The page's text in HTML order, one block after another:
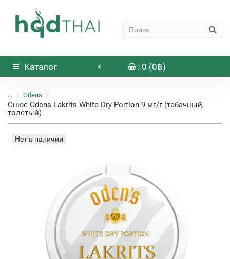
Каталог : 0 (0฿)
... Odens
Снюс Odens Lakrits White Dry Portion 9 мг/г (табачный,
толстый)
Нет в наличии